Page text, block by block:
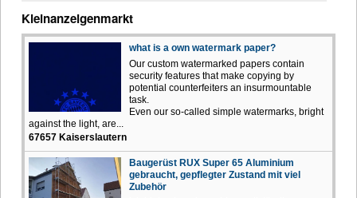
Kleinanzeigenmarkt
what is a own watermark paper?
Our custom watermarked papers contain
security features that make copying by
potential counterfeiters an insurmountable
task.
Even our so-called simple watermarks, bright
against the light, are...
67657 Kaiserslautern
Baugerüst RUX Super 65 Aluminium
gebraucht, gepflegter Zustand mit viel
Zubehör